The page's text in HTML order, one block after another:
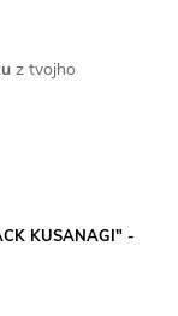
z tvojho
KUSANAGI" -